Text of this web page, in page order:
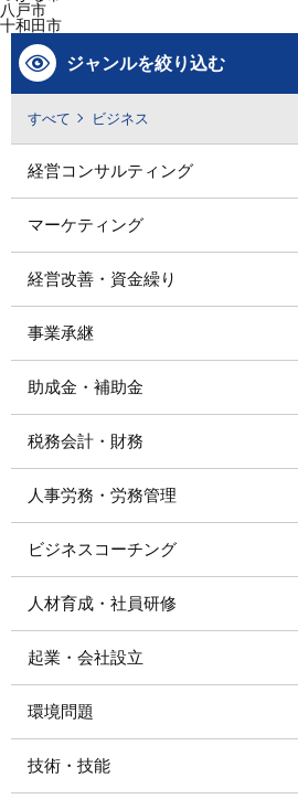
八戸市
十和田市
ジャンルを絞り込む
すべて ビジネス
経営コンサルティング
マーケティング
経営改善・資金繰り
事業承継
助成金・補助金
税務会計・財務
人事労務・労務管理
ビジネスコーチング
人材育成・社員研修
起業・会社設立
環境問題
技術・技能